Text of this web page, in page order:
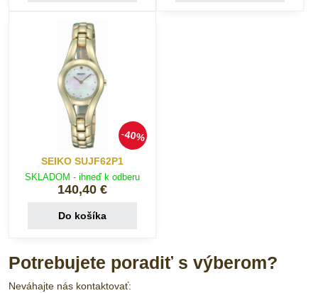
40%
SEIKO SUJF62P1
SKLADOM - ihneď k odberu
140,40 €
Do košíka
Potrebujete poradiť s výberom?
Neváhajte nás kontaktovať: